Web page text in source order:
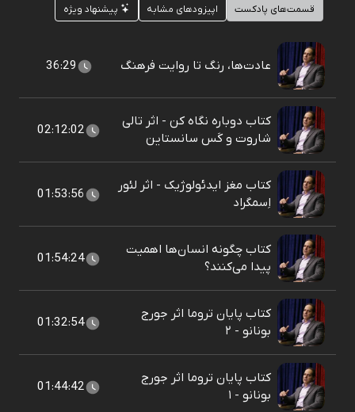
قسمت‌های پادکست اپیزودهای مشابه پیشنهاد ویژه
عادت‌ها، رنگ تا روایت فرهنگ 36:29
کتاب دوباره نگاه کن - اثر تالی
شاروت و کَس سانستاین
02:12:02
کتاب مغز ایدئولوژیک - اثر لئور
اِسمگراد
01:53:56
کتاب چگونه انسان‌ها اهمیت
پیدا می‌کنند؟
01:54:24
کتاب پایان تروما اثر جورج
بونانو - ۲
01:32:54
کتاب پایان تروما اثر جورج
بونانو - ۱
01:44:42